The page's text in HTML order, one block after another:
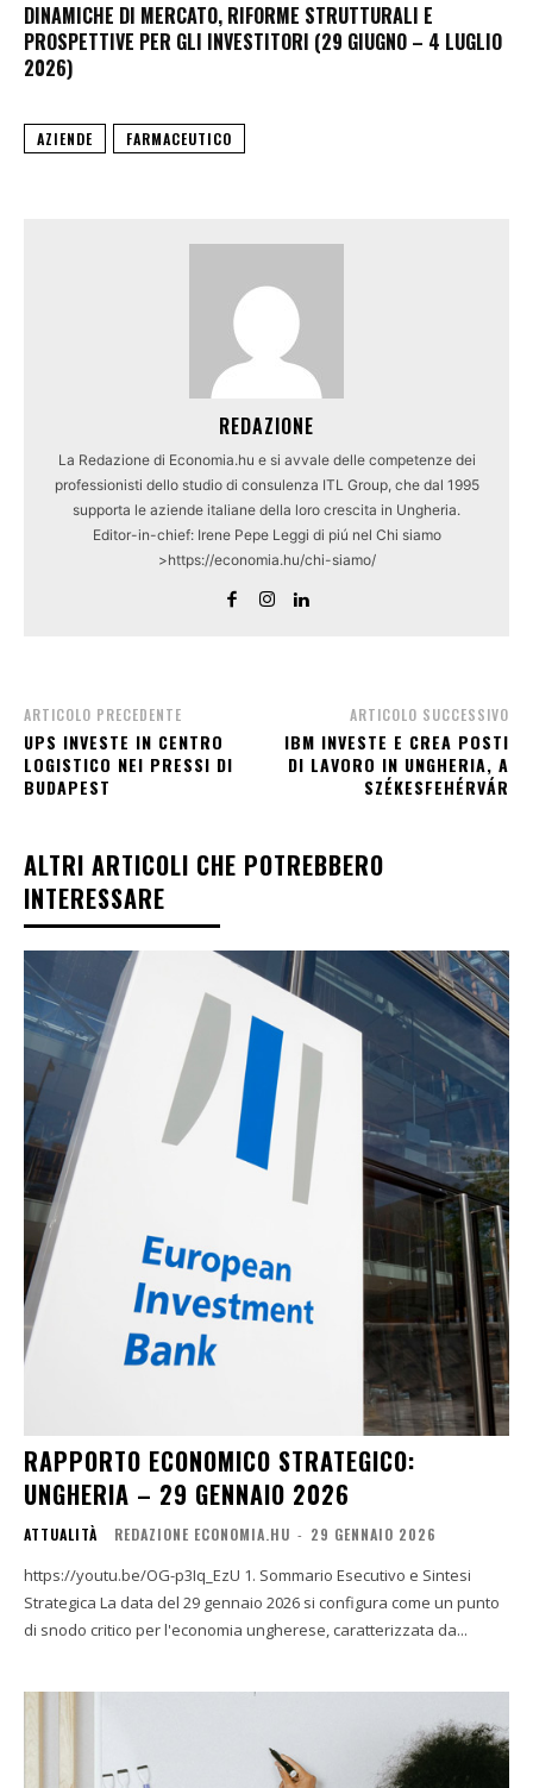
DINAMICHE DI MERCATO, RIFORME STRUTTURALI E
PROSPETTIVE PER GLI INVESTITORI (29 GIUGNO – 4 LUGLIO
2026)
AZIENDE FARMACEUTICO
REDAZIONE
La Redazione di Economia.hu e si avvale delle competenze dei
professionisti dello studio di consulenza ITL Group, che dal 1995
supporta le aziende italiane della loro crescita in Ungheria.
Editor-in-chief: Irene Pepe Leggi di piú nel Chi siamo
>https://economia.hu/chi-siamo/
ARTICOLO PRECEDENTE
UPS INVESTE IN CENTRO
LOGISTICO NEI PRESSI DI
BUDAPEST
ARTICOLO SUCCESSIVO
IBM INVESTE E CREA POSTI
DI LAVORO IN UNGHERIA, A
SZÉKESFEHÉRVÁR
ALTRI ARTICOLI CHE POTREBBERO
INTERESSARE
RAPPORTO ECONOMICO STRATEGICO:
UNGHERIA – 29 GENNAIO 2026
ATTUALITÀ REDAZIONE ECONOMIA.HU - 29 GENNAIO 2026
https://youtu.be/OG-p3Iq_EzU 1. Sommario Esecutivo e Sintesi
Strategica La data del 29 gennaio 2026 si configura come un punto
di snodo critico per l'economia ungherese, caratterizzata da...